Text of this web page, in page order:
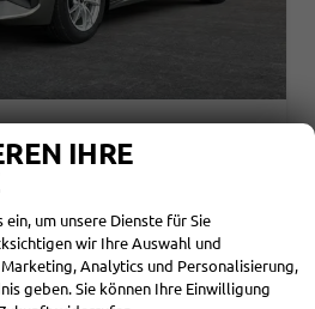
Getriebe Autom. 7-Gang
Außenfarbe Chronosgrau Metallic
Kilometerstand 10 km
IHRE
um unsere Dienste für Sie
wir Ihre Auswahl und
Analytics und Personalisierung,
geben. Sie können Ihre Einwilligung